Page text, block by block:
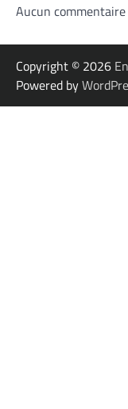
Aucun
Copyright © 2026
Powered by